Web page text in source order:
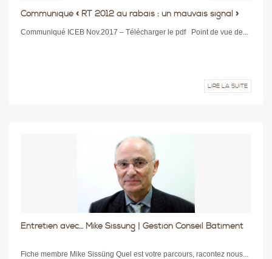
Communiqué « RT 2012 au rabais : un mauvais signal »
Communiqué ICEB Nov.2017 – Télécharger le pdf Point de vue de...
LIRE LA SUITE
Entretien avec… Mike Sissung | Gestion Conseil Bâtiment
Fiche membre Mike Sissüng Quel est votre parcours, racontez nous...